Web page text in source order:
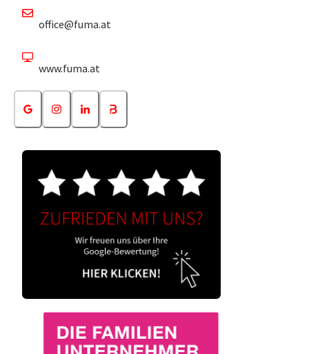
office@fuma.at
www.fuma.at